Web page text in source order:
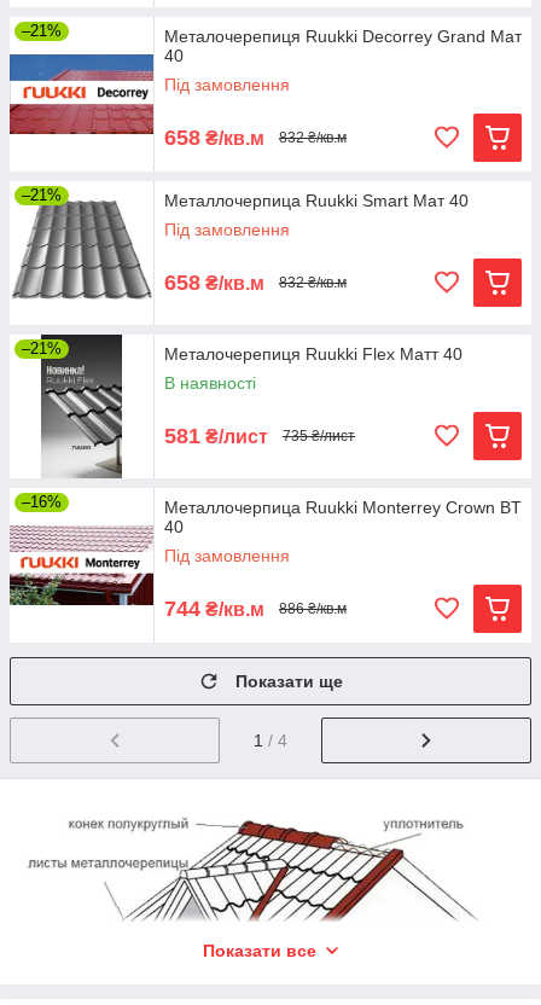
–21%
Металочерепиця Ruukki Decorrey Grand Мат
40
Під замовлення
658 ₴/кв.м 832 ₴/кв.м
–21%
Металлочерпица Ruukki Smart Мат 40
Під замовлення
658 ₴/кв.м 832 ₴/кв.м
–21%
Металочерепиця Ruukki Flex Матт 40
В наявності
581 ₴/лист 735 ₴/лист
–16%
Металлочерпица Ruukki Monterrey Crown BT
40
Під замовлення
744 ₴/кв.м 886 ₴/кв.м
Показати ще
1 / 4
Показати все